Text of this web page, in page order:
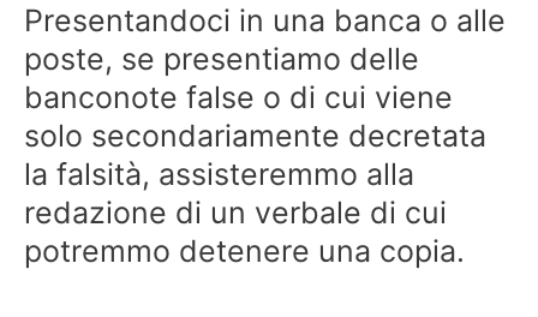
Presentandoci in una banca o alle
poste, se presentiamo delle
banconote false o di cui viene
solo secondariamente decretata
la falsità, assisteremmo alla
redazione di un verbale di cui
potremmo detenere una copia.